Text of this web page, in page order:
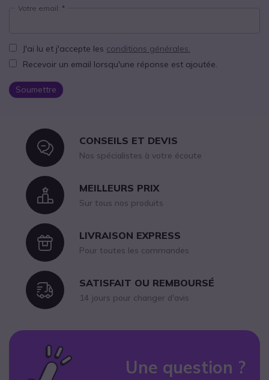
Votre email:
J'ai lu et j'accepte les conditions générales.
Recevoir un email lorsqu'une réponse est ajoutée.
Soumettre
IconCONSEILS ET DEVIS
Nos spécialistes à votre écoute
IconMEILLEURS PRIX
Sur tous nos produits
IconLIVRAISON EXPRESS
Pour toutes les commandes
IconSATISFAIT OU REMBOURSÉ
14 jours pour changer d'avis
Une question ?